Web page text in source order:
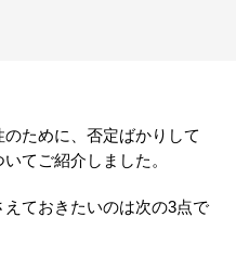
ために、否定ばかりして
てご紹介しました。
ておきたいのは次の3点で